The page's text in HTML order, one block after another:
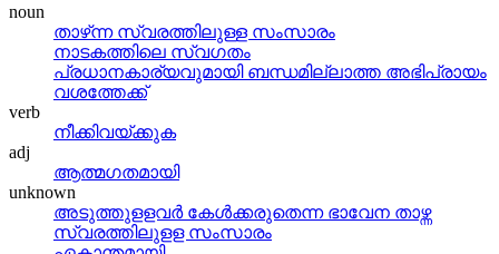
noun
താഴ്‌ന്ന സ്വരത്തിലുള്ള സംസാരം
നാടകത്തിലെ സ്വഗതം
പ്രധാനകാര്യവുമായി ബന്ധമില്ലാത്ത അഭിപ്രായം
വശത്തേക്ക്
verb
നീക്കിവയ്‌ക്കുക
adj
ആത്മഗതമായി
unknown
അടുത്തുളളവര്‍ കേള്‍ക്കരുതെന്ന ഭാവേന താഴ്ന്ന
സ്വരത്തിലുളള സംസാരം